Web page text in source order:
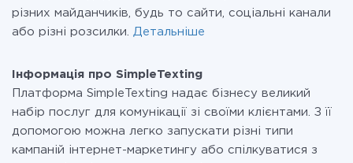
різних майданчиків, будь то сайти, соціальні канали
або різні розсилки. Детальніше
Інформація про SimpleTexting
Платформа SimpleTexting надає бізнесу великий
набір послуг для комунікації зі своїми клієнтами. З її
допомогою можна легко запускати різні типи
кампаній інтернет-маркетингу або спілкуватися з